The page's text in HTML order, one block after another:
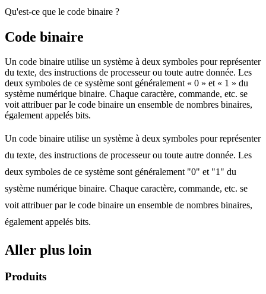
Qu'est-ce que le code binaire ?
Code binaire
Un code binaire utilise un système à deux symboles pour représenter
du texte, des instructions de processeur ou toute autre donnée. Les
deux symboles de ce système sont généralement « 0 » et « 1 » du
système numérique binaire. Chaque caractère, commande, etc. se
voit attribuer par le code binaire un ensemble de nombres binaires,
également appelés bits.
Un code binaire utilise un système à deux symboles pour représenter
du texte, des instructions de processeur ou toute autre donnée. Les
deux symboles de ce système sont généralement "0" et "1" du
système numérique binaire. Chaque caractère, commande, etc. se
voit attribuer par le code binaire un ensemble de nombres binaires,
également appelés bits.
Aller plus loin
Produits